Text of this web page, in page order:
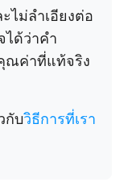
ไม่ลำเอียงต่อ
ได้ว่าคำ
ณค่าที่แท้จริง
กับวิธีการที่เรา